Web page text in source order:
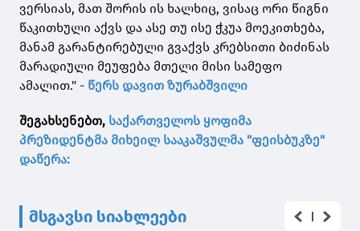
ვერსიას, მათ შორის ის ხალხიც, ვისაც ორი წიგნი
წაკითხული აქვს და ასე თუ ისე ჭკუა მოეკითხება,
მანამ გარანტირებული გვაქვს კრებსითი ბიძინას
მარადიული მეუფება მთელი მისი სამეფო
ამალით." - წერს დავით ზურაბშვილი
შეგახსენებთ, საქართველოს ყოფიმა
პრეზიდენტმა მიხეილ სააკაშვულმა "ფეისბუკზე"
დაწერა:
მსგავსი სიახლეები